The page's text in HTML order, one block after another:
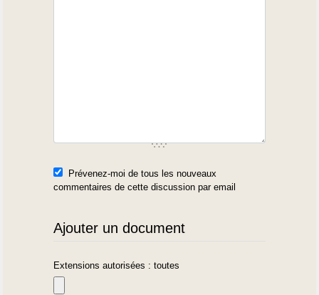
Prévenez-moi de tous les nouveaux
commentaires de cette discussion par email
Ajouter un document
Extensions autorisées : toutes